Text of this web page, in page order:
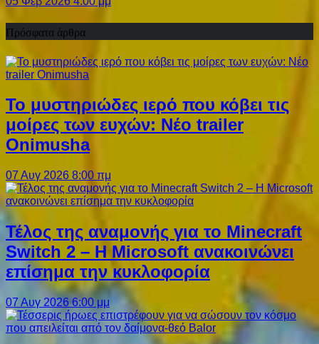
Πρόσφατα άρθρα
Το μυστηριώδες ιερό που κόβει τις
μοίρες των ευχών: Νέο trailer
Onimusha
07 Αυγ 2026 8:00 πμ
Τέλος της αναμονής για το Minecraft
Switch 2 – Η Microsoft ανακοινώνει
επίσημα την κυκλοφορία
07 Αυγ 2026 6:00 μμ